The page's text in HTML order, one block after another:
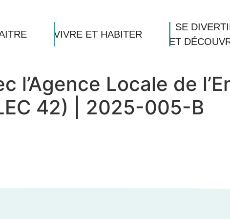
VIVRE ET HABITER
SE
ET
l’Agence Locale de
42) | 2025-005-B